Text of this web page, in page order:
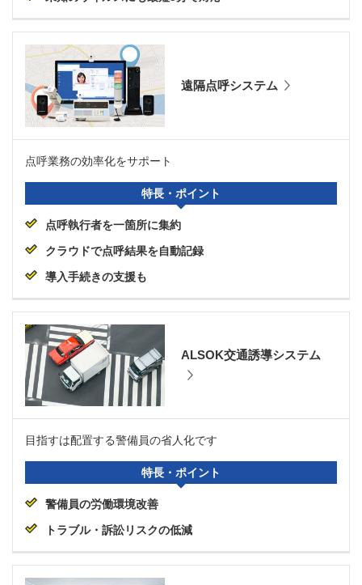
遠隔点呼システム
点呼業務の効率化をサポート
特長・ポイント
点呼執行者を一箇所に集約
クラウドで点呼結果を自動記録
導入手続きの支援も
ALSOK交通誘導システム
目指すは配置する警備員の省人化です
特長・ポイント
警備員の労働環境改善
トラブル・訴訟リスクの低減